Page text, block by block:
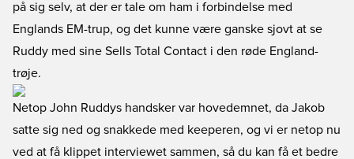
på sig selv, at der er tale om ham i forbindelse med
Englands EM-trup, og det kunne være ganske sjovt at se
Ruddy med sine Sells Total Contact i den røde England-
trøje.
Netop John Ruddys handsker var hovedemnet, da Jakob
satte sig ned og snakkede med keeperen, og vi er netop nu
ved at få klippet interviewet sammen, så du kan få et bedre